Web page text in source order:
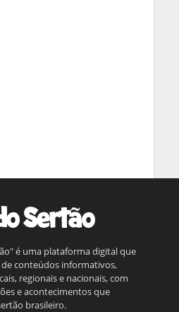
é uma plataforma digital que
conteúdos informativos,
regionais e nacionais, com
e acontecimentos que
brasileiro.